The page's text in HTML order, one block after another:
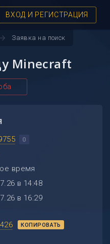
ВХОД И РЕГИСТРАЦИЯ
arrow_forward Заявка на поиск
Minecraft
0
время
в 14:48
в 16:29
КОПИРОВАТЬ